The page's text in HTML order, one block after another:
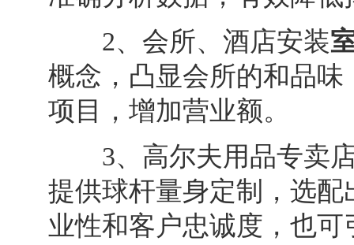
2、会所、酒店安装
概念，凸显会所的和品
项目，增加营业额。
3、高尔夫用品专卖店
提供球杆量身定制，选
业性和客户忠诚度，也可